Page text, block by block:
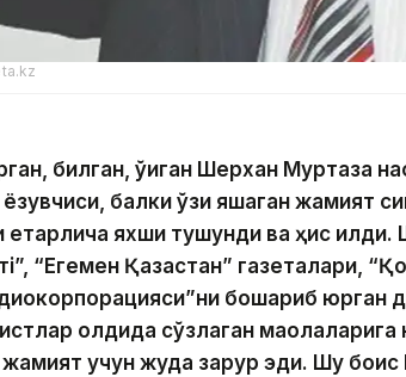
билган, ўқиган Шерхан Муртаза
балки ўзи яшаган жамият
етарлича яхши тушунди ва ҳис қилди.
“Егемен Қазақстан” газеталари,
бошқариб юрган
олдида сўзлаган
учун жуда зарур эди. Шу боис